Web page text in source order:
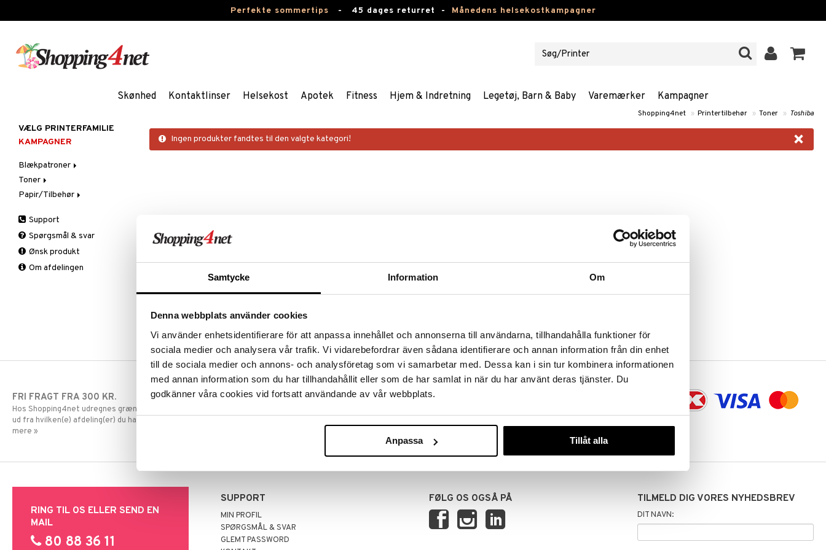
Samtycke Information Om
Denna webbplats använder cookies
Vi använder enhetsidentifierare för att anpassa innehållet och annonserna till användarna, tillhandahålla funktioner för
sociala medier och analysera vår trafik. Vi vidarebefordrar även sådana identifierare och annan information från din enhet
till de sociala medier och annons- och analysföretag som vi samarbetar med. Dessa kan i sin tur kombinera informationen
med annan information som du har tillhandahållit eller som de har samlat in när du har använt deras tjänster. Du
godkänner våra cookies vid fortsatt användande av vår webbplats.
Anpassa Tillåt alla
Perfekte sommertips - 45 dages returret - Månedens helsekostkampagner
Skønhed Kontaktlinser Helsekost Apotek Fitness Hjem & Indretning Legetøj, Barn & Baby Varemærker Kampagner
Shopping4net » Printertilbehør » Toner » Toshiba
×
Ingen produkter fandtes til den valgte kategori!
VÆLG PRINTERFAMILIE
KAMPAGNER
Blækpatroner
Brother
Canon
Epson
HP
Lexmark
OKI
Toner
Brother
Dell
Epson
HP
IBM
Samsung
Sharp
Toshiba
Papir/Tilbehør
Support
Spørgsmål & svar
Ønsk produkt
Om afdelingen
FRI FRAGT FRA 300 KR.
Hos Shopping4net udregnes grænsen for fri fragt
ud fra hvilken(e) afdeling(er) du handler fra. Læs
mere »
HURTIGE LEVERANCER TRYG HANDEL
RING TIL OS ELLER SEND EN
MAIL
80 88 36 11
SUPPORT
MIN PROFIL
SPØRGSMÅL & SVAR
GLEMT PASSWORD
FØLG OS OGSÅ PÅ TILMELD DIG VORES NYHEDSBREV
DIT NAVN: